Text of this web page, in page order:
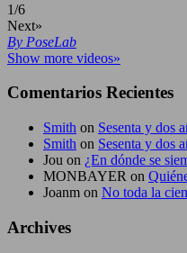
1/6
Next»
By PoseLab
Show more videos»
Comentarios Recientes
Smith on Sesenta y dos
Smith on Sesenta y dos
Jou on ¿En dónde se
MONBAYER on
Joanm on No toda la
Archives